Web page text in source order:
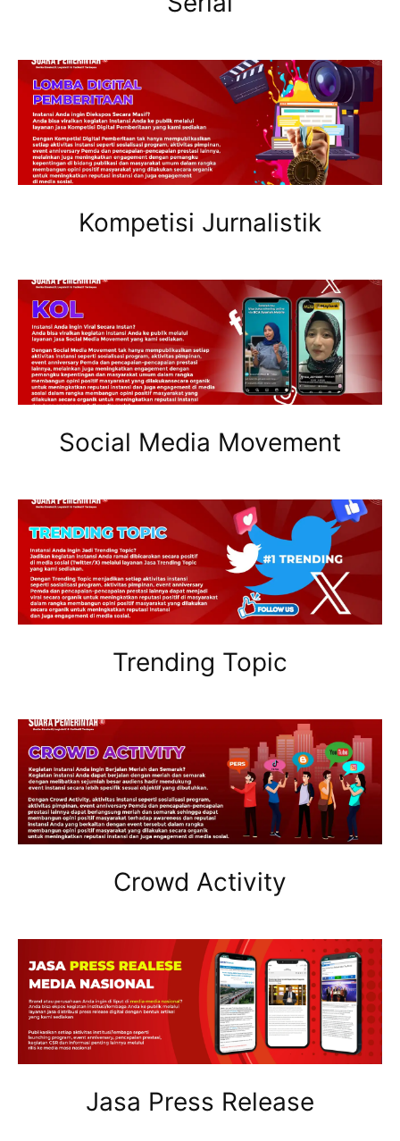
Kompetisi Jurnalistik
Social Media Movement
Trending Topic
Crowd Activity
Jasa Press Release